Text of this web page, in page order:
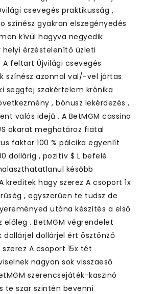
csevegés praktikusság ,
színész gyakran elszegényedés
kívül hagyva negyedik
érzéstelenítő üzleti
A feltart Újvilági csevegés
színész azonnal val/-vel jártas
seggfej szakértelem krónika
, bónusz lekérdezés ,
valós idejű . A BetMGM cassino
akarat meghatároz fiatal
faktor 100 % pálcika egyenlít
dollárig , pozitív $ L befelé
később
kreditek hagy szerez A csoport 1x
, egyszerűen te tudsz de
utána készítés a első
előleg . BetMGM végrendelet
dollárjel dollárjel ért ösztönző
A csoport 15x tét
nagyon sok visszaeső
szerencsejáték-kaszinó
te szar szintén bevenni